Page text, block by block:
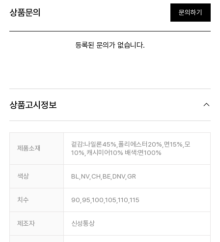
상품문의 문의하기
등록된 문의가 없습니다.
상품고시정보
제품소재
겉감:나일론45%,폴리에스터20%,면15%,모
10%,캐시미어10% 배색:면100%
색상 BL,NV,CH,BE,DNV,GR
치수 90,95,100,105,110,115
제조자 신성통상